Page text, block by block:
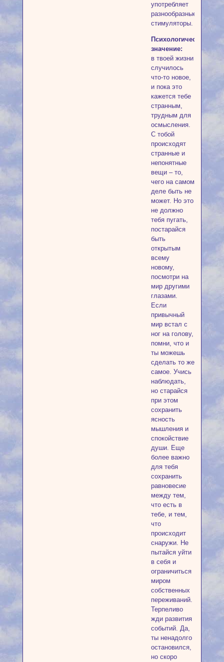
употребляет
разнообразные
стимуляторы.
Психологическое
значение:
в твоей жизни
случилось
что-то новое,
и пока это
кажется тебе
странным,
трудным для
осмысления.
С тобой
происходят
странные и
непонятные
вещи – то,
чего на самом
деле быть не
может. Но это
не должно
тебя пугать,
постарайся
быть
открытым
всему
новому,
посмотри на
мир другими
глазами.
Если
привычный
мир встал c
ног на голову,
помни, что и
ты можешь
сделать то же
самое. Учись
наблюдать,
но старайся
при этом
сохранить
ясность
мышления и
спокойствие
души. Еще
более важно
для тебя
сохранить
равновесие
между тем,
что есть в
тебе, и тем,
что
происходит
снаружи. Не
пытайся уйти
в себя и
ограничиться
миром
собственных
переживаний.
Терпеливо
жди развития
событий. Да,
ты ненадолго
остановился,
но скоро